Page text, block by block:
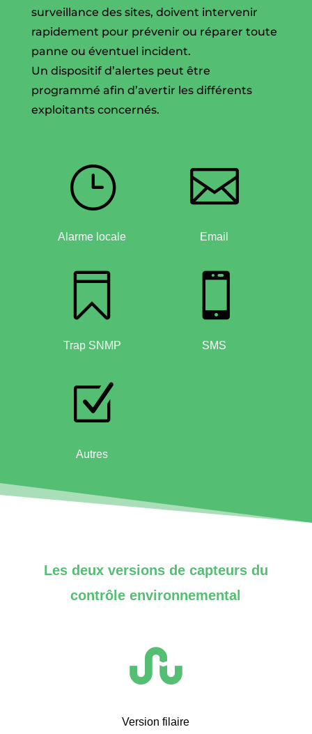
surveillance des sites, doivent intervenir
rapidement pour prévenir ou réparer toute
panne ou éventuel incident.
Un dispositif d’alertes peut être
programmé afin d’avertir les différents
exploitants concernés.
}
Alarme locale

Email

Trap SNMP

SMS
Z
Autres
Les deux versions de capteurs du
contrôle environnemental

Version filaire